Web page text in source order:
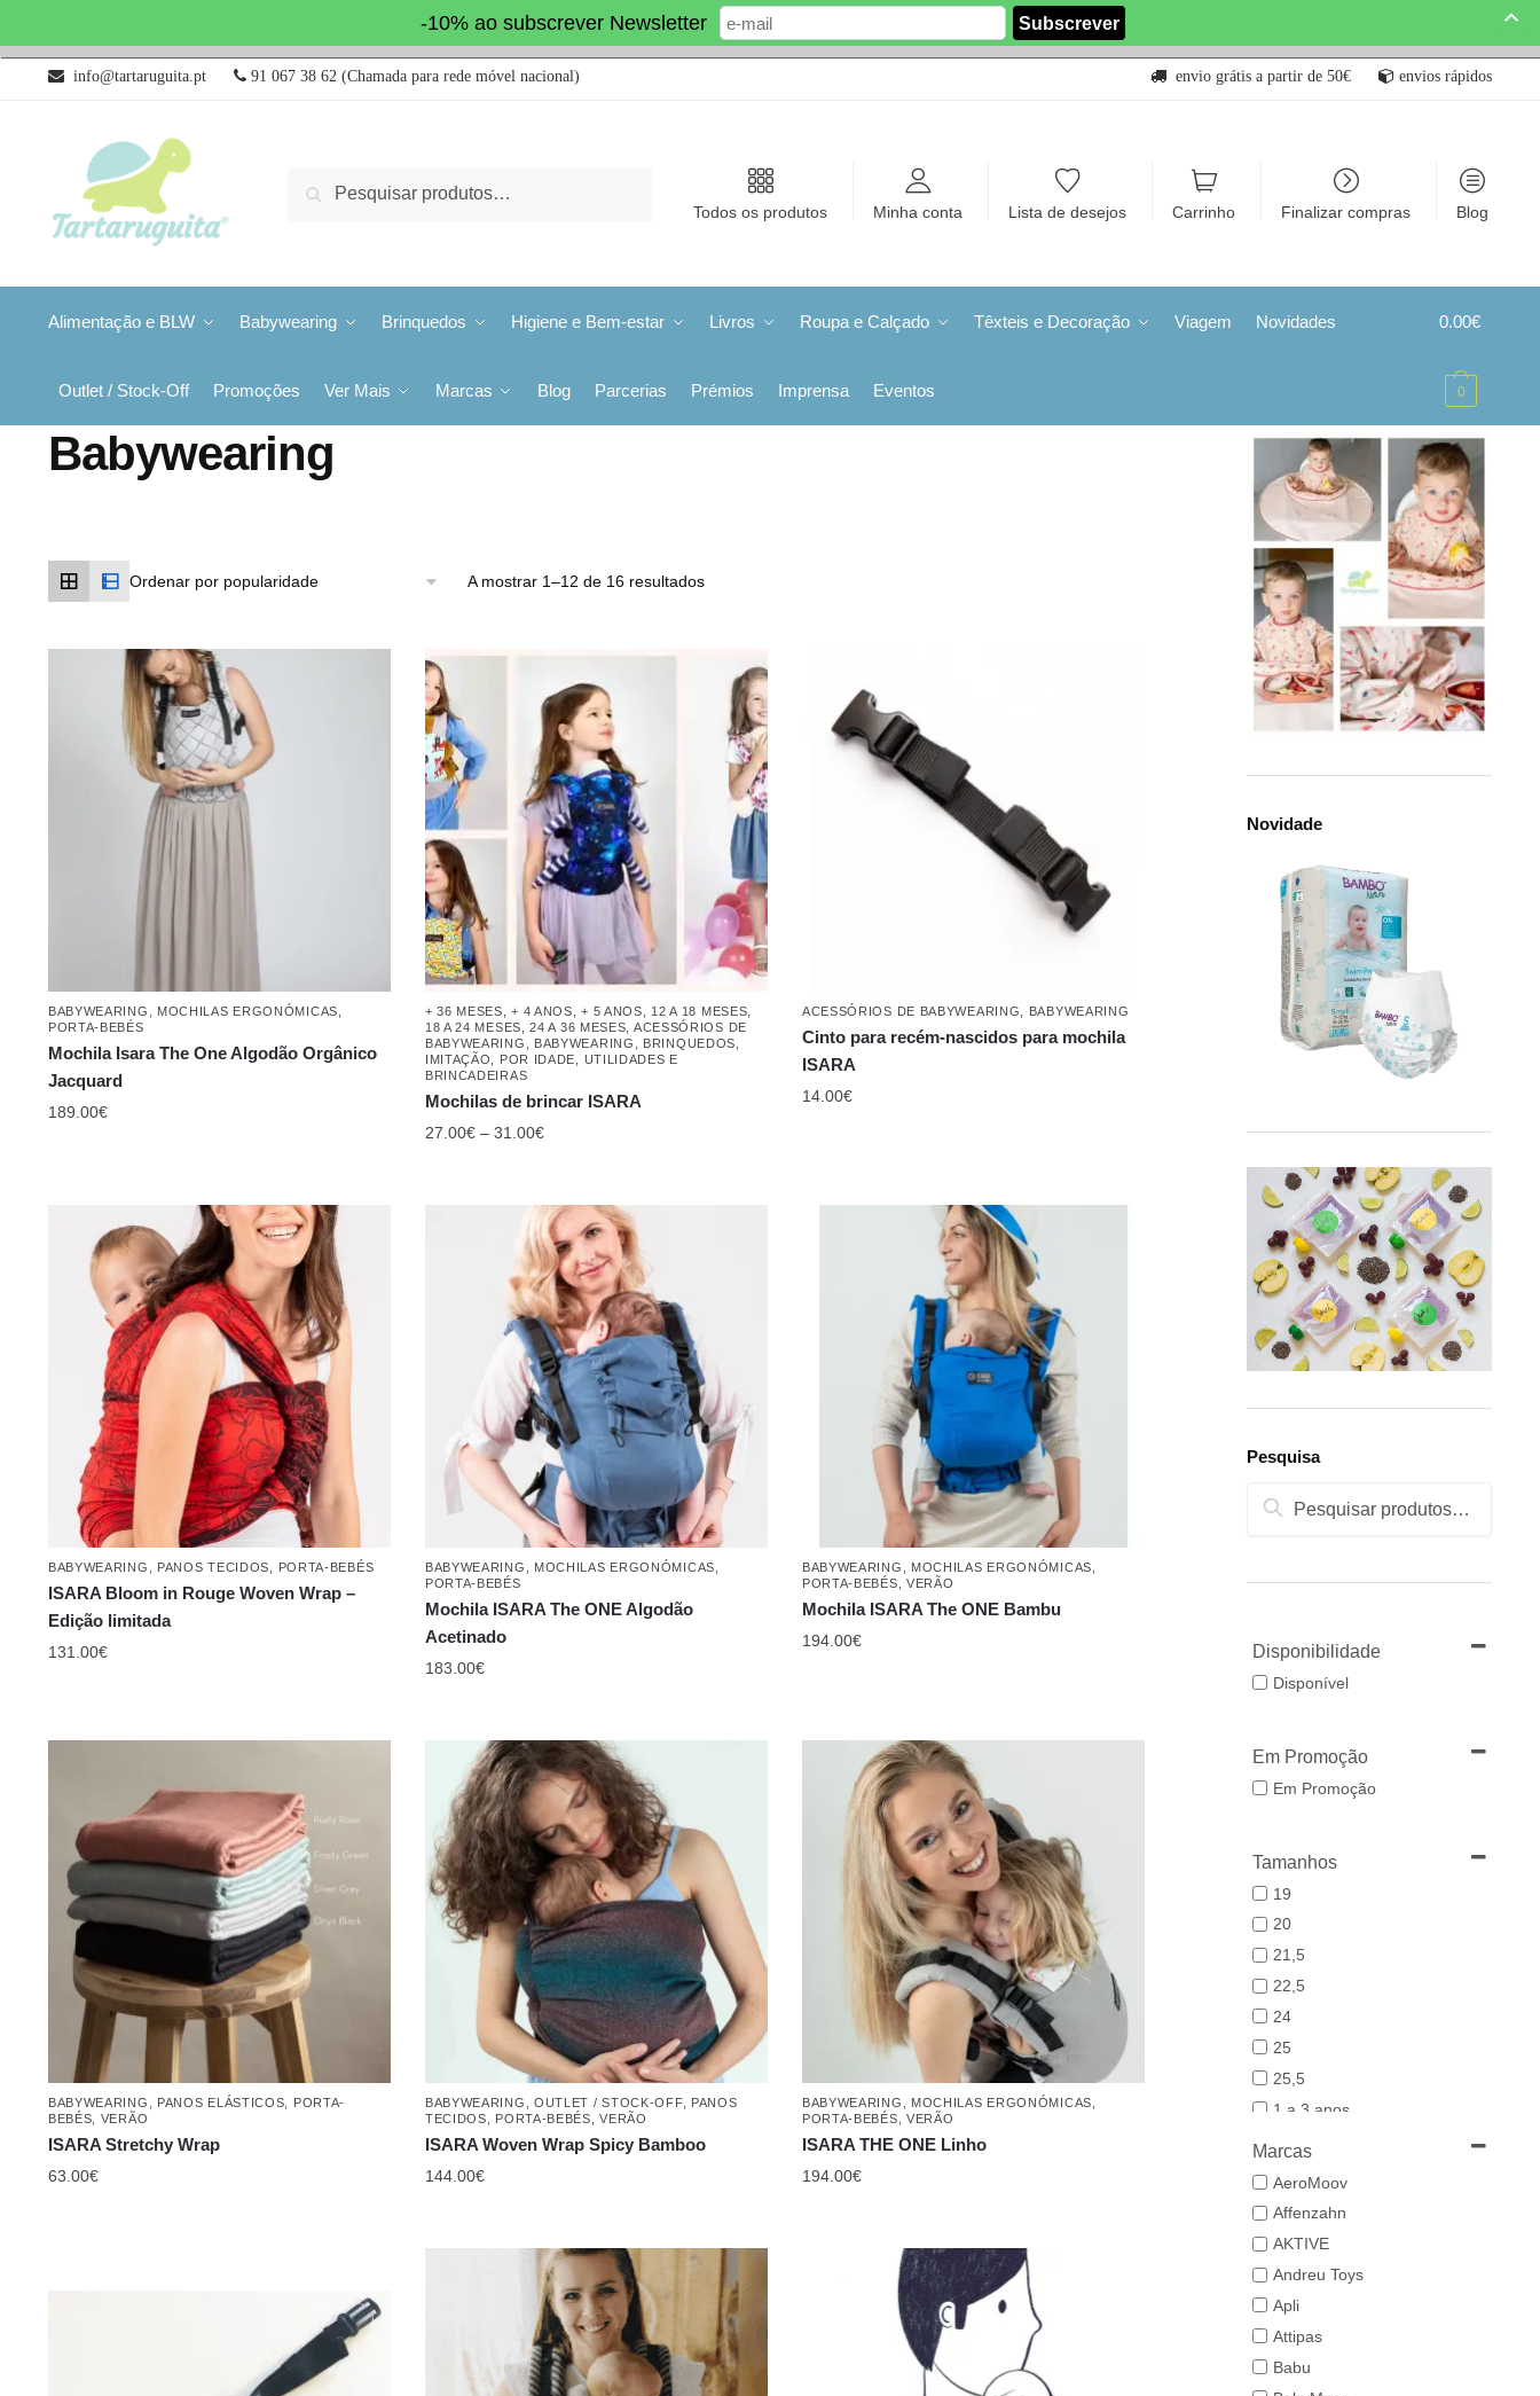
-10% ao subscrever Newsletter
info@tartaruguita.pt 91 067 38 62 (Chamada para rede móvel nacional) envio grátis a partir de 50€ envios rápidos
Pesquisa
Todos os produtos Minha conta Lista de desejos Carrinho Finalizar compras Blog
Alimentação e BLW Babywearing Brinquedos Higiene e Bem-estar Livros Roupa e Calçado Têxteis e Decoração Viagem Novidades
Outlet / Stock-Off Promoções Ver Mais Marcas Blog Parcerias Prémios Imprensa Eventos
0.00€
0
Babywearing
A mostrar 1–12 de 16 resultados
BABYWEARING MOCHILAS ERGONÓMICAS
PORTA-BEBÉS
Mochila Isara The One Algodão Orgânico
Jacquard
189.00€
+ 36 MESES ,+ 4 ANOS ,+ 5 ANOS 12 A 18 MESES
18 A 24 MESES ,24 A 36 MESES ACESSÓRIOS DE
BABYWEARING
BABYWEARING BRINQUEDOS
IMITAÇÃO
POR IDADE
UTILIDADES E
BRINCADEIRAS
Mochilas de brincar ISARA
27.00€ – 31.00€
ACESSÓRIOS DE BABYWEARING BABYWEARING
Cinto para recém-nascidos para mochila
ISARA
14.00€
BABYWEARING PANOS TECIDOS PORTA-BEBÉS
ISARA Bloom in Rouge Woven Wrap –
Edição limitada
131.00€
BABYWEARING MOCHILAS ERGONÓMICAS
PORTA-BEBÉS
Mochila ISARA The ONE Algodão
Acetinado
183.00€
BABYWEARING MOCHILAS ERGONÓMICAS
PORTA-BEBÉS
VERÃO
Mochila ISARA The ONE Bambu
194.00€
BABYWEARING PANOS ELÁSTICOS
PORTA-
BEBÉS
VERÃO
ISARA Stretchy Wrap
63.00€
BABYWEARING OUTLET / STOCK-OFF, PANOS
TECIDOS
PORTA-BEBÉS ,VERÃO
ISARA Woven Wrap Spicy Bamboo
144.00€
BABYWEARING MOCHILAS ERGONÓMICAS
PORTA-BEBÉS
VERÃO
ISARA THE ONE Linho
194.00€
Novidade
Pesquisa
Pesquisa
Disponibilidade
Disponível
Em Promoção
Em Promoção
Tamanhos
19
20
21,5
22,5
24
25
25,5
1 a 3 anos
Marcas
AeroMoov
Affenzahn
AKTIVE
Andreu Toys
Apli
Attipas
Babu